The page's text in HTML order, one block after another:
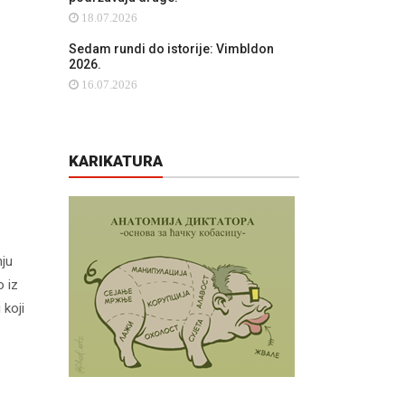
iz
koji
18.07.2026
Sedam rundi do istorije: Vimbldon
2026.
16.07.2026
KARIKATURA